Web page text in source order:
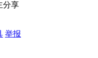
分享
举报